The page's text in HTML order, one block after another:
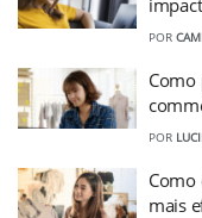
POR
Como
POR
Como
mais